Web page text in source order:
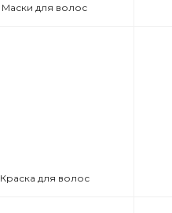
Маски для волос
Краска для волос